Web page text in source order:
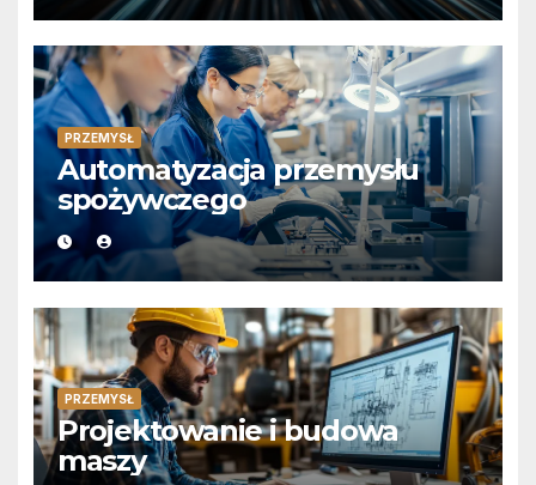
PRZEMYSŁ
Automatyzacja przemysłu
spożywczego
PRZEMYSŁ
Projektowanie i budowa
maszy